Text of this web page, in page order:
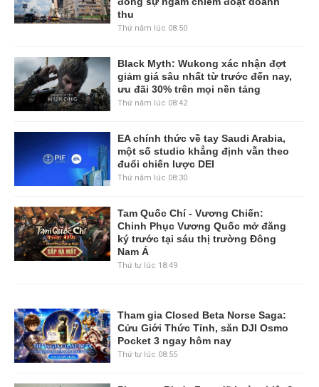
thu
Thứ năm lúc 08:50
Black Myth: Wukong xác nhận đợt
giảm giá sâu nhất từ trước đến nay,
ưu đãi 30% trên mọi nền tảng
Thứ năm lúc 08:42
EA chính thức về tay Saudi Arabia,
một số studio khẳng định vẫn theo
đuổi chiến lược DEI
Thứ năm lúc 08:30
Tam Quốc Chí - Vương Chiến:
Chinh Phục Vương Quốc mở đăng
ký trước tại sáu thị trường Đông
Nam Á
Thứ tư lúc 18:49
Tham gia Closed Beta Norse Saga:
Cửu Giới Thức Tỉnh, săn DJI Osmo
Pocket 3 ngay hôm nay
Thứ tư lúc 08:55